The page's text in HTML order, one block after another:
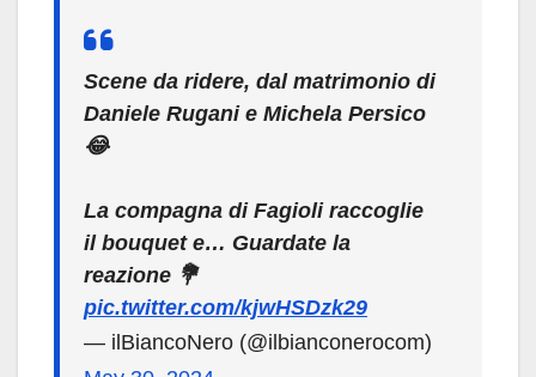
Scene da ridere, dal matrimonio di
Daniele Rugani e Michela Persico
😂
La compagna di Fagioli raccoglie
il bouquet e… Guardate la
reazione 💐
pic.twitter.com/kjwHSDzk29
— ilBiancoNero (@ilbianconerocom)